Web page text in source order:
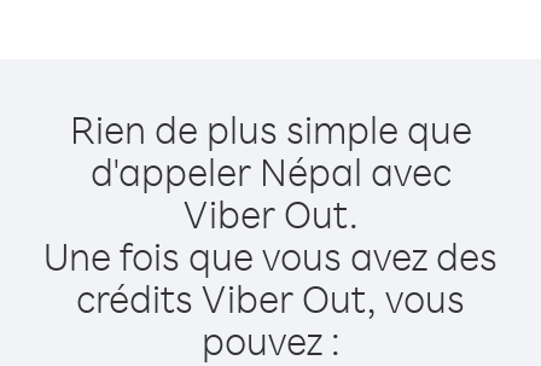
Rien de plus simple que
d'appeler Népal avec
Viber Out.
Une fois que vous avez des
crédits Viber Out, vous
pouvez :